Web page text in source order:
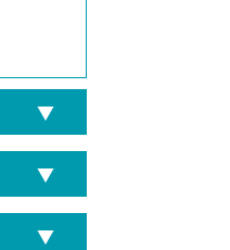
▼
▼
▼